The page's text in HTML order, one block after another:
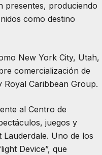
presentes, produciendo
como destino
New York City, Utah,
comercialización de
Caribbean Group.
al Centro de
juegos y
Uno de los
Device”, que